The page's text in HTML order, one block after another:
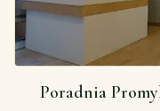
Poradnia